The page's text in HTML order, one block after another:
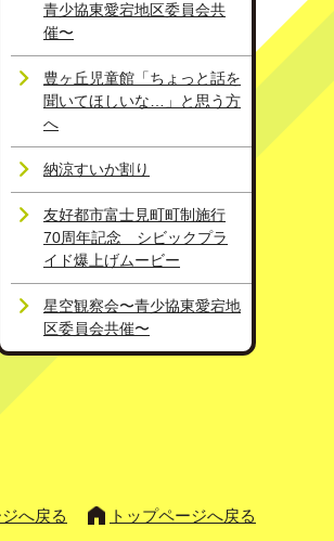
青少協東愛宕地区委員会共
催〜
豊ヶ丘児童館「ちょっと話を
聞いてほしいな…」と思う方
へ
納涼すいか割り
友好都市富士見町町制施行
70周年記念 シビックプラ
イド爆上げムービー
星空観察会〜青少協東愛宕地
区委員会共催〜
へ戻る トップページへ戻る